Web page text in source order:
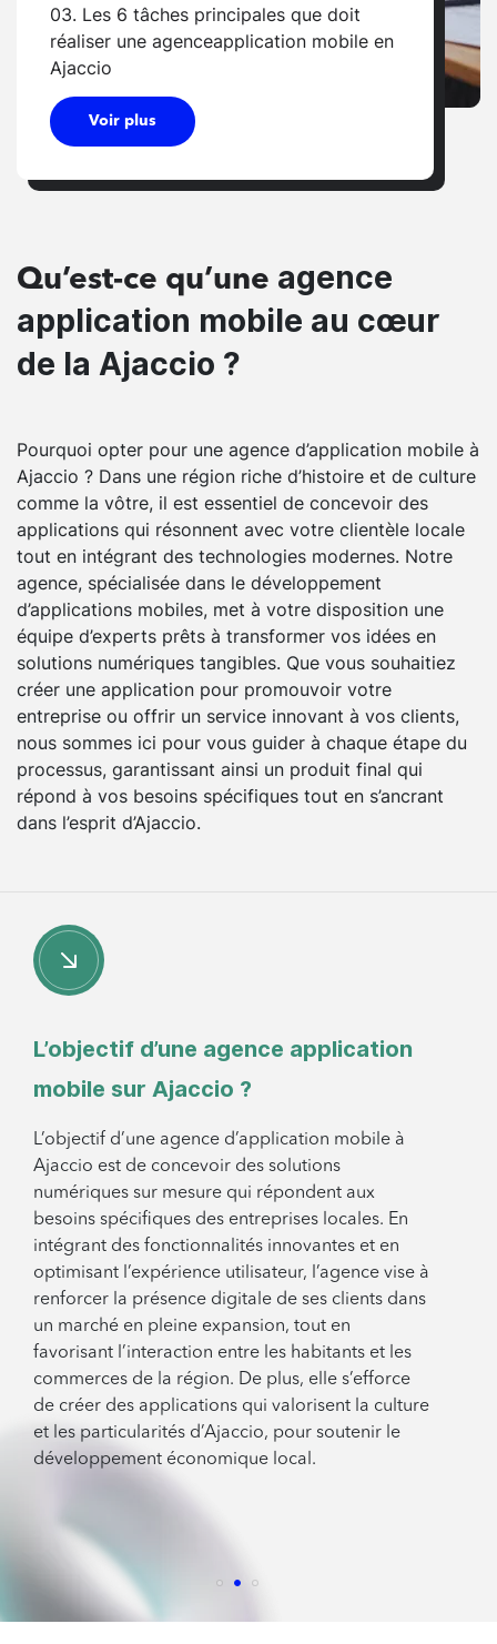
03. Les 6 tâches principales que doit
réaliser une agenceapplication mobile en
Ajaccio
Voir plus
Qu’est-ce qu’une agence
application mobile au cœur
de la Ajaccio ?
Pourquoi opter pour une agence d’application mobile à
Ajaccio ? Dans une région riche d’histoire et de culture
comme la vôtre, il est essentiel de concevoir des
applications qui résonnent avec votre clientèle locale
tout en intégrant des technologies modernes. Notre
agence, spécialisée dans le développement
d’applications mobiles, met à votre disposition une
équipe d’experts prêts à transformer vos idées en
solutions numériques tangibles. Que vous souhaitiez
créer une application pour promouvoir votre
entreprise ou offrir un service innovant à vos clients,
nous sommes ici pour vous guider à chaque étape du
processus, garantissant ainsi un produit final qui
répond à vos besoins spécifiques tout en s’ancrant
dans l’esprit d’Ajaccio.
L’objectif d’une agence application
mobile sur Ajaccio ?
L’objectif d’une agence d’application mobile à
Ajaccio est de concevoir des solutions
numériques sur mesure qui répondent aux
besoins spécifiques des entreprises locales. En
intégrant des fonctionnalités innovantes et en
optimisant l’expérience utilisateur, l’agence vise à
renforcer la présence digitale de ses clients dans
un marché en pleine expansion, tout en
favorisant l’interaction entre les habitants et les
commerces de la région. De plus, elle s’efforce
de créer des applications qui valorisent la culture
et les particularités d’Ajaccio, pour soutenir le
développement économique local.